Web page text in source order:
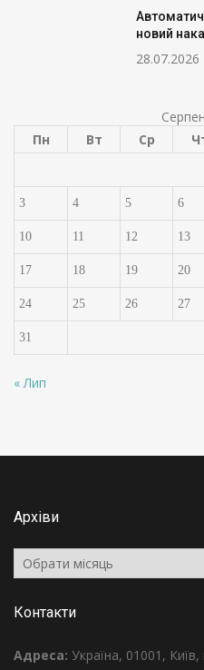
новий
28.07.2026
Пн
Вт Ср
3 4 5 6
10 11 12 13
17 18 19 20
24 25 26 27
31
« Лип
Архіви
Архіви
Контакти
Адреса: Україна, 01001,